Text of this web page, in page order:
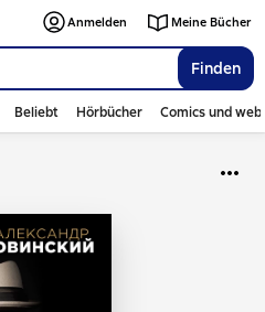
Finden
Anmelden Meine Bücher
Beliebt Hörbücher Comics und